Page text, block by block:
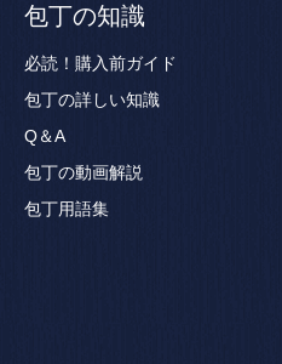
包丁の知識
必読！購入前ガイド
包丁の詳しい知識
Q＆A
包丁の動画解説
包丁用語集